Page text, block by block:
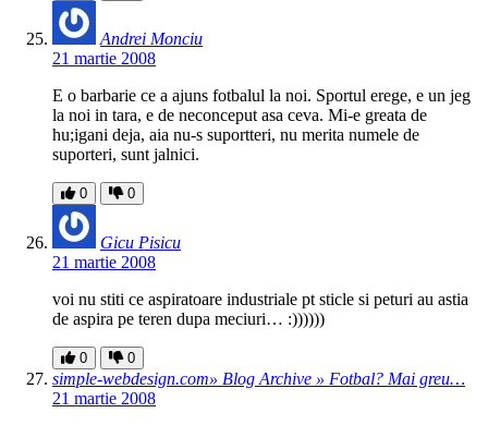
Andrei Monciu
21 martie 2008
E o barbarie ce a ajuns fotbalul la noi. Sportul erege, e un jeg
la noi in tara, e de neconceput asa ceva. Mi-e greata de
hu;igani deja, aia nu-s suportteri, nu merita numele de
suporteri, sunt jalnici.
0 0
Gicu Pisicu
21 martie 2008
voi nu stiti ce aspiratoare industriale pt sticle si peturi au astia
de aspira pe teren dupa meciuri… :))))))
0 0
simple-webdesign.com» Blog Archive » Fotbal? Mai greu…
21 martie 2008